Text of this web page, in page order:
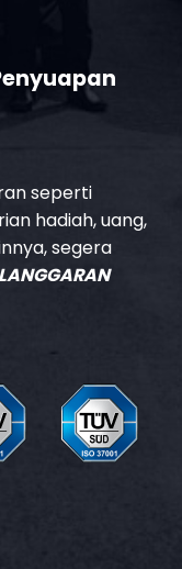
seperti
hadiah, uang,
segera